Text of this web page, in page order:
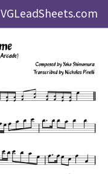
VGLeadSheets.com